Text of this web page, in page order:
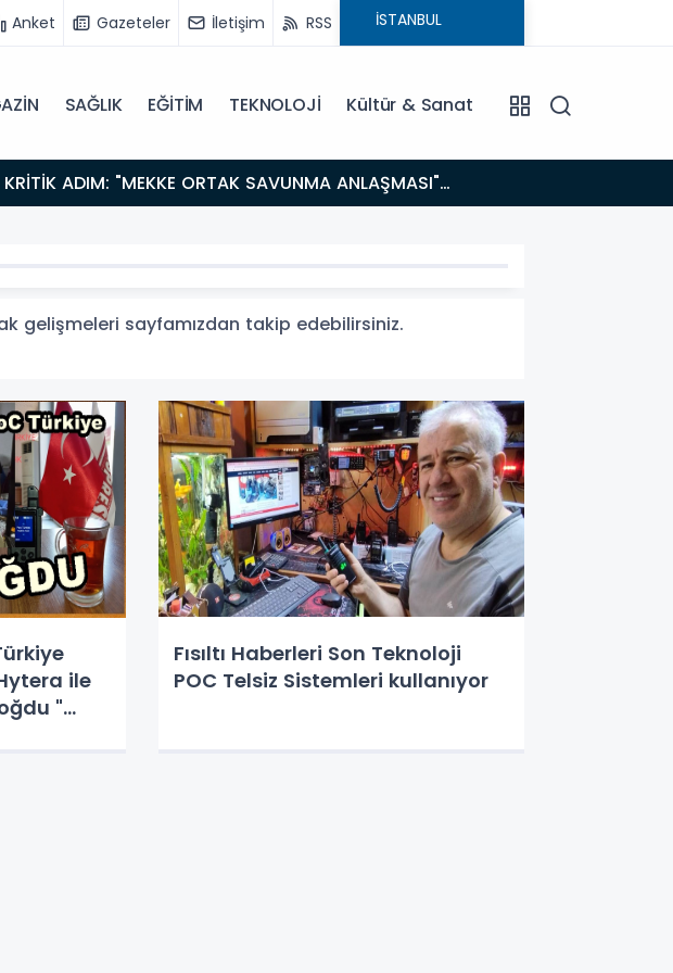
Anket Gazeteler İletişim RSS
SAĞLIK EĞİTİM TEKNOLOJİ Kültür & Sanat
Uyanacağız"
gelişmeleri sayfamızdan takip edebilirsiniz.
ile
"
Fısıltı Haberleri Son Teknoloji
POC Telsiz Sistemleri kullanıyor